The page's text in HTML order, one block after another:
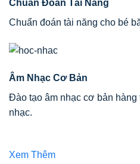
Chuẩn Đoán Tài Năng
Chuẩn đoán tài năng cho bé
Âm Nhạc Cơ Bản
Đào tạo âm nhạc cơ bản hàng
nhạc.
Xem Thêm